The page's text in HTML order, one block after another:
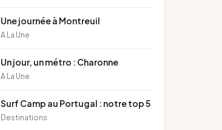
Une journée à Montreuil
A La Une
Un jour, un métro : Charonne
A La Une
Surf Camp au Portugal : notre top 5
Destinations